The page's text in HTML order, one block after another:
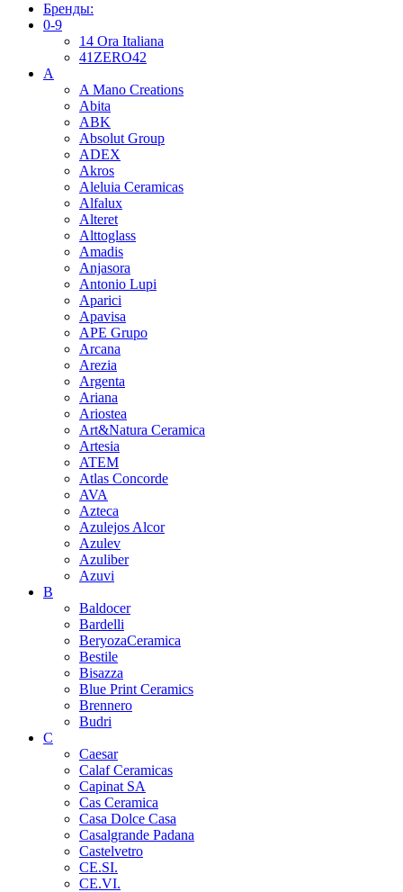
Бренды:
0-9
14 Ora Italiana
41ZERO42
A
A Mano Creations
Abita
ABK
Absolut Group
ADEX
Akros
Aleluia Ceramicas
Alfalux
Alteret
Alttoglass
Amadis
Anjasora
Antonio Lupi
Aparici
Apavisa
APE Grupo
Arcana
Arezia
Argenta
Ariana
Ariostea
Art&Natura Ceramica
Artesia
ATEM
Atlas Concorde
AVA
Azteca
Azulejos Alcor
Azulev
Azuliber
Azuvi
B
Baldocer
Bardelli
BeryozaCeramica
Bestile
Bisazza
Blue Print Ceramics
Brennero
Budri
C
Caesar
Calaf Ceramicas
Capinat SA
Cas Ceramica
Casa Dolce Casa
Casalgrande Padana
Castelvetro
CE.SI.
CE.VI.